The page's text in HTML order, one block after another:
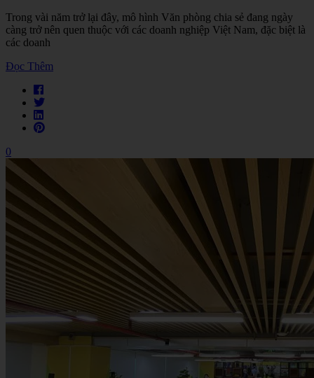
Trong vài năm trở lại đây, mô hình Văn phòng chia sẻ đang ngày
càng trở nên quen thuộc với các doanh nghiệp Việt Nam, đặc biệt là
các doanh
Đọc Thêm
0